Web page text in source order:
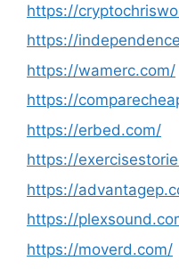
https://
https://
https://wamerc.com/
https://
https://erbed.com/
https://
https://
https://
https://moverd.com/